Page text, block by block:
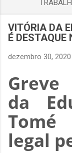
VITÓRIA DA
É DESTAQUE
dezembro 30, 2020
da
Tomé
legal